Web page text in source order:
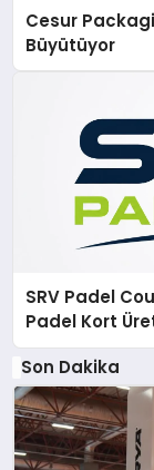
Cesur
Büyütüyor
SRV Padel
Padel Kort
Son Dakika